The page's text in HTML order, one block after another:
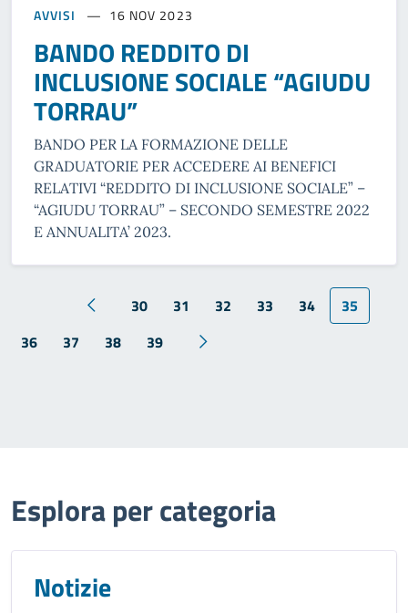
AVVISI 16 NOV 2023
BANDO REDDITO DI
INCLUSIONE SOCIALE “AGIUDU
TORRAU”
BANDO PER LA FORMAZIONE DELLE
GRADUATORIE PER ACCEDERE AI BENEFICI
RELATIVI “REDDITO DI INCLUSIONE SOCIALE” –
“AGIUDU TORRAU” – SECONDO SEMESTRE 2022
E ANNUALITA’ 2023.
30 31 32 33 34
35
36
37 38 39
Esplora per categoria
Notizie